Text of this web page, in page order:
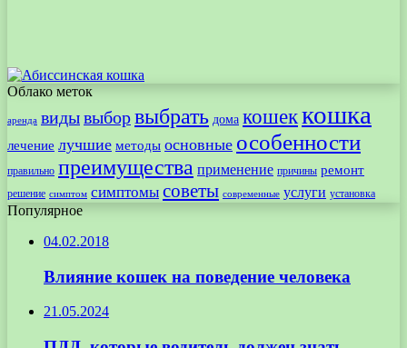
Облако меток
аренда видывыборвыбрать дома кошеккошка
лечение лучшие методы основные особенности
правильно преимущества применение причины ремонт
решение симптом симптомы советы современные услуги установка
Популярное
04.02.2018
Влияние кошек на поведение человека
21.05.2024